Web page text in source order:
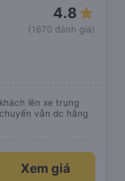
4.8
(1670 đánh giá)
lên xe trung
vẫn dc hãng
Xem giá